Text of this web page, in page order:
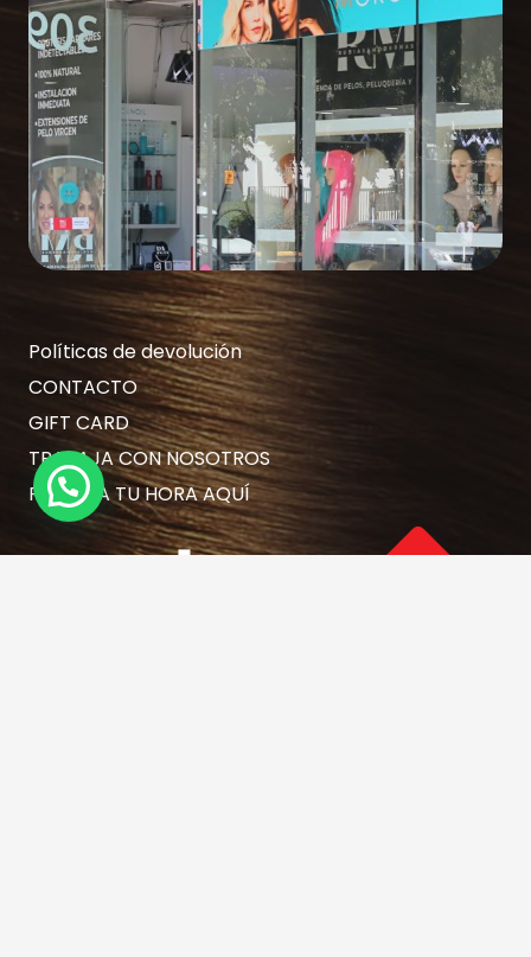
Políticas de devolución
CONTACTO
GIFT CARD
TRABAJA CON NOSOTROS
RESERVA TU HORA AQUÍ